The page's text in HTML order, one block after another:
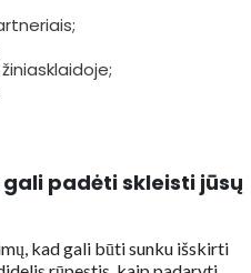
padėti skleisti jūsų
kad gali būti sunku išskirti